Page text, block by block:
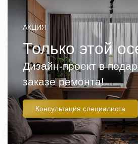
АКЦИЯ
Только этой
Дизайн-проект в
заказе ремонта!
Консультация специалиста